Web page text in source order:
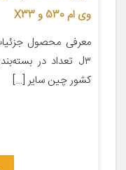
وی ام 530 و X33
معرفی محصول
کشور چین سایر […]